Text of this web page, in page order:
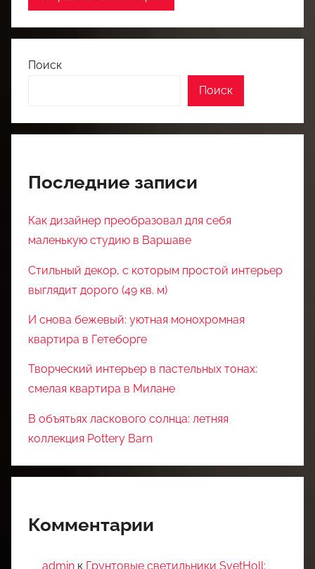
Поиск
Поиск
Последние записи
Как дизайнер преобразовал для себя
маленькую студию в Варшаве
Стильный декор, с которым простой интерьер
выглядит дорого (49 кв. м)
И снова бежевый: уютная монохромная
квартира в Гетеборге
Творческий интерьер в пастельных тонах:
смелая квартира в Милане
В объятьях ласкового солнца: летняя
коллекция Pottery Barn
Комментарии
admin к Грунтовые светильники SvetHoll: